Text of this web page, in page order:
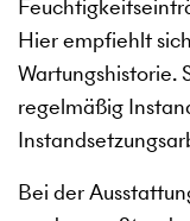
Hier empfiehlt
Wartungshistorie.
regelmäßig
Bei der